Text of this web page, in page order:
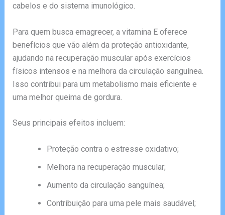
cabelos e do sistema imunológico.
Para quem busca emagrecer, a vitamina E oferece
benefícios que vão além da proteção antioxidante,
ajudando na recuperação muscular após exercícios
físicos intensos e na melhora da circulação sanguínea.
Isso contribui para um metabolismo mais eficiente e
uma melhor queima de gordura.
Seus principais efeitos incluem:
Proteção contra o estresse oxidativo;
Melhora na recuperação muscular;
Aumento da circulação sanguínea;
Contribuição para uma pele mais saudável;